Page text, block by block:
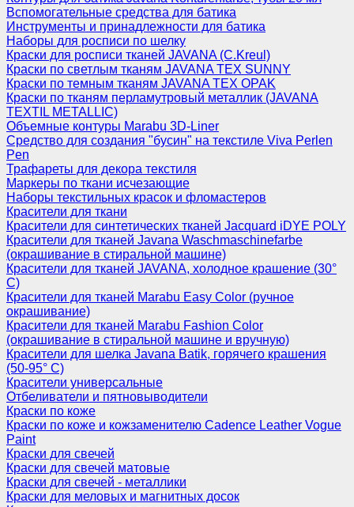
Вспомогательные средства для батика
Инструменты и принадлежности для батика
Наборы для росписи по шелку
Краски для росписи тканей JAVANA (C.Kreul)
Краски по светлым тканям JAVANA TEX SUNNY
Краски по темным тканям JAVANA TEX OPAK
Краски по тканям перламутровый металлик (JAVANA
TEXTIL METALLIC)
Объемные контуры Marabu 3D-Liner
Средство для создания "бусин" на текстиле Viva Perlen
Pen
Трафареты для декора текстиля
Маркеры по ткани исчезающие
Наборы текстильных красок и фломастеров
Красители для ткани
Красители для синтетических тканей Jacquard iDYE POLY
Красители для тканей Javana Waschmaschinefarbe
(окрашивание в стиральной машине)
Красители для тканей JAVANA, холодное крашение (30°
С)
Красители для тканей Marabu Easy Color (ручное
окрашивание)
Красители для тканей Marabu Fashion Color
(окрашивание в стиральной машине и вручную)
Красители для шелка Javana Batik, горячего крашения
(50-95° С)
Красители универсальные
Отбеливатели и пятновыводители
Краски по коже
Краски по коже и кожзаменителю Cadence Leather Vogue
Paint
Краски для свечей
Краски для свечей матовые
Краски для свечей - металлики
Краски для меловых и магнитных досок